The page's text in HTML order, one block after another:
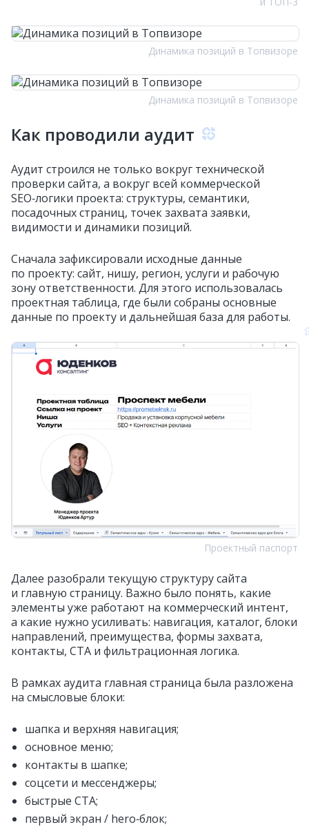
Динамика позиций в Топвизоре
Динамика позиций в Топвизоре
Как проводили аудит
Аудит строился не только вокруг технической
проверки сайта, а вокруг всей коммерческой
SEO‑логики проекта: структуры, семантики,
посадочных страниц, точек захвата заявки,
видимости и динамики позиций.
Сначала зафиксировали исходные данные
по проекту: сайт, нишу, регион, услуги и рабочую
зону ответственности. Для этого использовалась
проектная таблица, где были собраны основные
данные по проекту и дальнейшая база для работы.
Проектный паспорт
Далее разобрали текущую структуру сайта
и главную страницу. Важно было понять, какие
элементы уже работают на коммерческий интент,
а какие нужно усиливать: навигация, каталог, блоки
направлений, преимущества, формы захвата,
контакты, CTA и фильтрационная логика.
В рамках аудита главная страница была разложена
на смысловые блоки:
шапка и верхняя навигация;
основное меню;
контакты в шапке;
соцсети и мессенджеры;
быстрые CTA;
первый экран / hero‑блок;